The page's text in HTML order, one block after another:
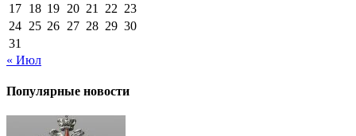
17 18 19 20 21 22 23
24 25 26 27 28 29 30
31
« Июл
Популярные новости